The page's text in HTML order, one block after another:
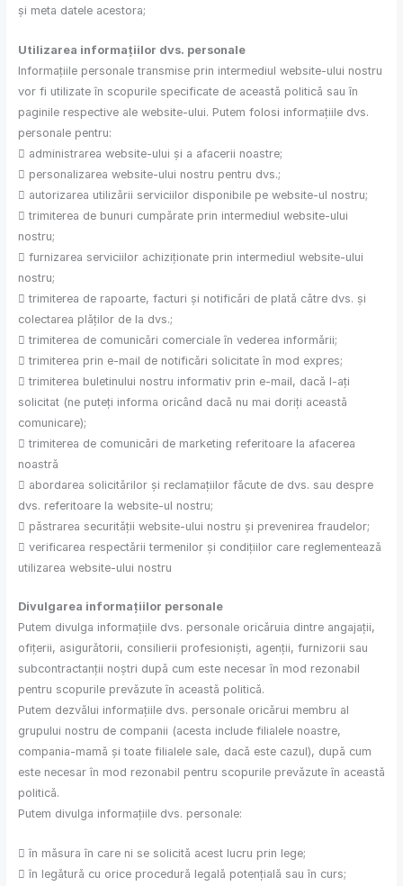
și meta datele acestora;
Utilizarea informațiilor dvs. personale
Informațiile personale transmise prin intermediul website-ului nostru
vor fi utilizate în scopurile specificate de această politică sau în
paginile respective ale website-ului. Putem folosi informațiile dvs.
personale pentru:
 administrarea website-ului și a afacerii noastre;
 personalizarea website-ului nostru pentru dvs.;
 autorizarea utilizării serviciilor disponibile pe website-ul nostru;
 trimiterea de bunuri cumpărate prin intermediul website-ului
nostru;
 furnizarea serviciilor achiziționate prin intermediul website-ului
nostru;
 trimiterea de rapoarte, facturi și notificări de plată către dvs. și
colectarea plăților de la dvs.;
 trimiterea de comunicări comerciale în vederea informării;
 trimiterea prin e-mail de notificări solicitate în mod expres;
 trimiterea buletinului nostru informativ prin e-mail, dacă l-ați
solicitat (ne puteți informa oricând dacă nu mai doriți această
comunicare);
 trimiterea de comunicări de marketing referitoare la afacerea
noastră
 abordarea solicitărilor și reclamațiilor făcute de dvs. sau despre
dvs. referitoare la website-ul nostru;
 păstrarea securității website-ului nostru și prevenirea fraudelor;
 verificarea respectării termenilor și condițiilor care reglementează
utilizarea website-ului nostru
Divulgarea informațiilor personale
Putem divulga informațiile dvs. personale oricăruia dintre angajații,
ofițerii, asigurătorii, consilierii profesioniști, agenții, furnizorii sau
subcontractanții noștri după cum este necesar în mod rezonabil
pentru scopurile prevăzute în această politică.
Putem dezvălui informațiile dvs. personale oricărui membru al
grupului nostru de companii (acesta include filialele noastre,
compania-mamă și toate filialele sale, dacă este cazul), după cum
este necesar în mod rezonabil pentru scopurile prevăzute în această
politică.
Putem divulga informațiile dvs. personale:
 în măsura în care ni se solicită acest lucru prin lege;
 în legătură cu orice procedură legală potențială sau în curs;